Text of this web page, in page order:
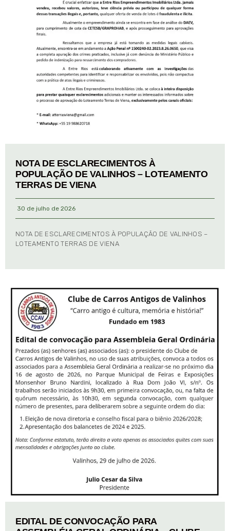
NOTA DE ESCLARECIMENTOS À
POPULAÇÃO DE VALINHOS – LOTEAMENTO
TERRAS DE VIENA
30 de julho de 2026
NOTA DE ESCLARECIMENTOS À POPULAÇÃO DE VALINHOS –
LOTEAMENTO TERRAS DE VIENA
EDITAL DE CONVOCAÇÃO PARA